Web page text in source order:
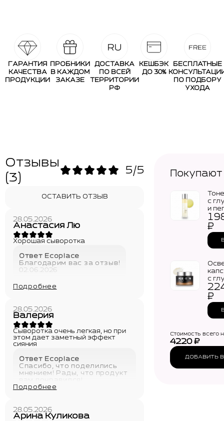
ГАРАНТИЯ
КАЧЕСТВА
ПРОДУКЦИИ
ПРОБНИКИ
В КАЖДОМ
ЗАКАЗЕ
ДОСТАВКА
ПО ВСЕЙ
ТЕРРИТОРИИ
РФ
КЕШБЭК
ДО 30%
БЕСПЛАТНЫЕ
ПО ПОДБОРУ
УХОДА
Отзывы
(3)
5/5
ОСТАВИТЬ ОТЗЫВ
28.05.2026
Анастасия Лю
Хорошая сыворотка
Ответ Ecoplace
Благодарим вас за отзыв!
02.06.2026
Подробнее
28.05.2026
Валерия
Сыворотка очень легкая, но при
этом дает заметный эффект
сияния
Ответ Ecoplace
Спасибо, что поделились
мнением! Рады, что продукт
02.06.2026
Подробнее
28.05.2026
Арина Куликова
с
и
₽
с
₽
Стоимость всего
4220₽
ДОБАВИТЬ